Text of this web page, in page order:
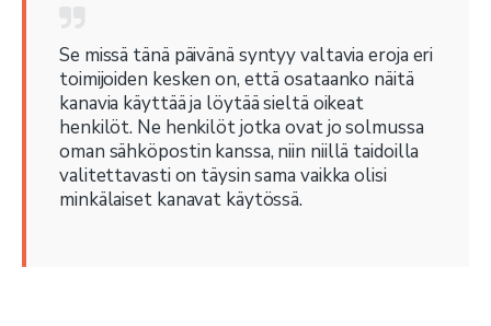
Se missä tänä päivänä syntyy valtavia eroja eri
toimijoiden kesken on, että osataanko näitä
kanavia käyttää ja löytää sieltä oikeat
henkilöt. Ne henkilöt jotka ovat jo solmussa
oman sähköpostin kanssa, niin niillä taidoilla
valitettavasti on täysin sama vaikka olisi
minkälaiset kanavat käytössä.